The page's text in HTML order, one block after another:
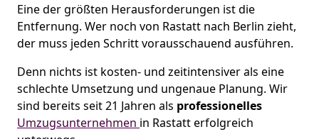
Eine der größten Herausforderungen ist die
Entfernung. Wer noch von Rastatt nach Berlin zieht,
der muss jeden Schritt vorausschauend ausführen.
Denn nichts ist kosten- und zeitintensiver als eine
schlechte Umsetzung und ungenaue Planung. Wir
sind bereits seit 21 Jahren als professionelles
Umzugsunternehmen in Rastatt erfolgreich